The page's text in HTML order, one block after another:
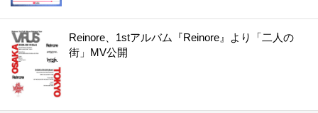
Reinore、1stアルバム『Reinore』より「二人の
街」MV公開